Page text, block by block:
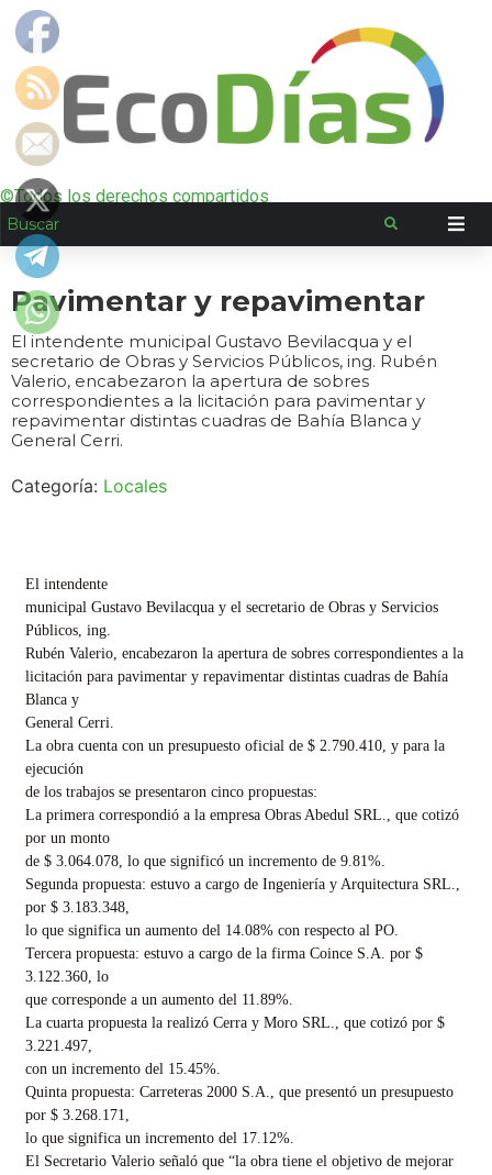
©Todos los derechos compartidos
Pavimentar y repavimentar
El intendente municipal Gustavo Bevilacqua y el
secretario de Obras y Servicios Públicos, ing. Rubén
Valerio, encabezaron la apertura de sobres
correspondientes a la licitación para pavimentar y
repavimentar distintas cuadras de Bahía Blanca y
General Cerri.
Categoría: Locales
El intendente
municipal Gustavo Bevilacqua y el secretario de Obras y Servicios
Públicos, ing.
Rubén Valerio, encabezaron la apertura de sobres correspondientes a la
licitación para pavimentar y repavimentar distintas cuadras de Bahía
Blanca y
General Cerri.
La obra cuenta con un presupuesto oficial de $ 2.790.410, y para la
ejecución
de los trabajos se presentaron cinco propuestas:
La primera correspondió a la empresa Obras Abedul SRL., que cotizó
por un monto
de $ 3.064.078, lo que significó un incremento de 9.81%.
Segunda propuesta: estuvo a cargo de Ingeniería y Arquitectura SRL.,
por $ 3.183.348,
lo que significa un aumento del 14.08% con respecto al PO.
Tercera propuesta: estuvo a cargo de la firma Coince S.A. por $
3.122.360, lo
que corresponde a un aumento del 11.89%.
La cuarta propuesta la realizó Cerra y Moro SRL., que cotizó por $
3.221.497,
con un incremento del 15.45%.
Quinta propuesta: Carreteras 2000 S.A., que presentó un presupuesto
por $ 3.268.171,
lo que significa un incremento del 17.12%.
El Secretario Valerio señaló que “la obra tiene el objetivo de mejorar